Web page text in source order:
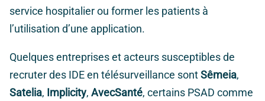
service hospitalier ou former les patients à
l’utilisation d’une application.
Quelques entreprises et acteurs susceptibles de
recruter des IDE en télésurveillance sontSêmeia,
Satelia, Implicity, AvecSanté, certains PSAD comme